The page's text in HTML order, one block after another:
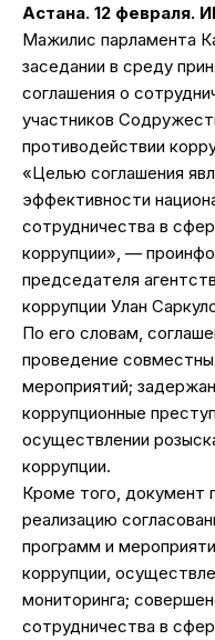
Астана. 12
Мажилис парламента
заседании в среду
соглашения о
участников
противодействии
«Целью соглашения
эффективности
сотрудничества в
коррупции», —
председателя
коррупции Улан
По его словам,
проведение
мероприятий;
коррупционные
осуществлении
коррупции.
Кроме того, документ
реализацию
программ и
коррупции,
мониторинга;
сотрудничества в